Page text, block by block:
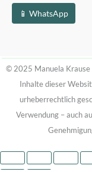
📱 WhatsApp
© 2025 Manuela
Inhalte dieser
urheberrechtlich
Verwendung – auch